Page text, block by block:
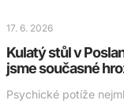
17. 6. 2026
Kulatý stůl v
jsme současné
Psychické potíže